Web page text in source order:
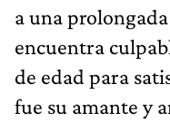
a una
encuentra
de edad para
fue su amante y